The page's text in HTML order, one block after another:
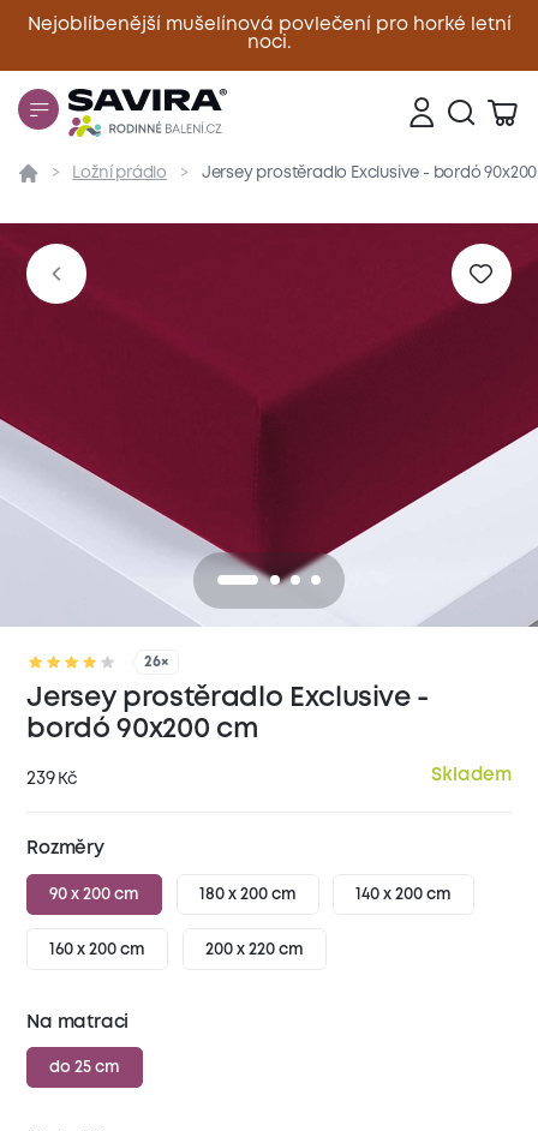
Nejoblíbenější mušelínová povlečení pro horké letní
noci.
Zavřít
Přehled Parametry Popis produktu Materiál
Ložní prádlo Jersey prostěradlo Exclusive - bordó
26×
Jersey prostěradlo Exclusive -
bordó 90x200 cm
239 Kč Skladem
Rozměry
90 x 200 cm 180 x 200 cm 140 x 200 cm
160 x 200 cm 200 x 220 cm
Na matraci
do 25 cm